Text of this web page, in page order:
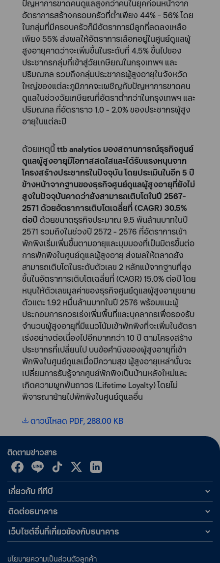
ปัญหาการขาดคนดูแลสูงกว่าคนในยุคก่อนหน้าจาก
อัตราการสร้างครอบครัวที่ต่ำเพียง 44% - 56% โดย
ในกลุ่มที่มีครอบครัวก็มีอัตราการมีลูกที่ลดลงเหลือ
เพียง 55% ส่งผลให้อัตราการเลือกอยู่ในศูนย์ดูแลผู้
สูงอายุคาดว่าจะเพิ่มขึ้นในระดับที่ 4.5% ขึ้นไปของ
ประชากรกลุ่มที่เข้าสู่วัยเกษียณในกรุงเทพฯ และ
ปริมณฑล รวมถึงกลุ่มประชากรผู้สูงอายุในจังหวัด
ใหญ่ของแต่ละภูมิภาคจะเผชิญกับปัญหาการขาดคน
ดูแลในช่วงวัยเกษียณที่อัตราต่ำกว่าในกรุงเทพฯ และ
ปริมณฑล ที่อัตราราว 1.0 - 2.0% ของประชากรผู้สูง
อายุในแต่ละปี
ด้วยเหตุนี้ ttb analytics มองสถานการณ์ธุรกิจศูนย์
ดูแลผู้สูงอายุมีโอกาสสดใสและได้รับแรงหนุนจาก
โครงสร้างประชากรในปัจจุบัน โดยประเมินในอีก 5 ปี
ข้างหน้าจากฐานของธุรกิจศูนย์ดูแลผู้สูงอายุที่ยังไม่
สูงในปัจจุบันคาดว่ายังสามารถเติบโตในปี 2567-
2571 ด้วยอัตราการเติบโตเฉลี่ยที่ (CAGR) 30.5%
ต่อปี ด้วยขนาดธุรกิจประมาณ 9.5 พันล้านบาทในปี
2571 รวมถึงในช่วงปี 2572 - 2576 ที่อัตราการเข้า
พักพิงเริ่มเพิ่มขึ้นตามอายุและมุมมองที่เป็นมิตรขึ้นต่อ
การพักพิงในศูนย์ดูแลผู้สูงอายุ ส่งผลให้ตลาดยัง
สามารถเติบโตในระดับตัวเลข 2 หลักแม้จากฐานที่สูง
ขึ้นในอัตราการเติบโตเฉลี่ยที่ (CAGR) 15.0% ต่อปี โดย
หนุนให้ตัวเลขมูลค่าของธุรกิจศูนย์ดูแลผู้สูงอายุขยาย
ตัวแตะ 1.92 หมื่นล้านบาทในปี 2576 พร้อมแนะผู้
ประกอบการควรเร่งเพิ่มพื้นที่และบุคลากรเพื่อรองรับ
จำนวนผู้สูงอายุที่มีแนวโน้มเข้าพักพิงที่จะเพิ่มในอัตรา
เร่งอย่างต่อเนื่องไปอีกมากกว่า 10 ปี ตามโครงสร้าง
ประชากรที่เปลี่ยนไป บนข้อคำนึงของผู้สูงอายุที่เข้า
พักพิงในศูนย์ดูแลเมื่อมีความสุข ผู้สูงอายุเหล่านั้นจะ
เปลี่ยนการรับรู้จากศูนย์พักพิงเป็นบ้านหลังใหม่และ
เกิดความผูกพันถาวร (Lifetime Loyalty) โดยไม่
พิจารณาย้ายไปพักพิงในศูนย์ดูแลอื่น
ดาวน์โหลด PDF, 288.00 KB
ติดตามข่าวสาร
เกี่ยวกับ ทีทีบี
ติดต่อธนาคาร
เว็บไซต์อื่นที่เกี่ยวข้องกับธนาคาร
นโยบายความเป็นส่วนตัวลูกค้า